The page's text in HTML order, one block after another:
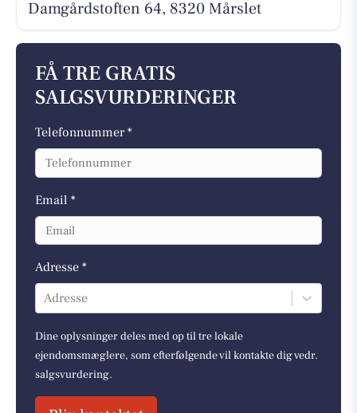
Damgårdstoften 64, 8320 Mårslet
FÅ TRE GRATIS
SALGSVURDERINGER
Telefonnummer *
Email *
Adresse *
Adresse
Dine oplysninger deles med op til tre lokale
ejendomsmæglere, som efterfølgende vil kontakte dig vedr.
salgsvurdering.